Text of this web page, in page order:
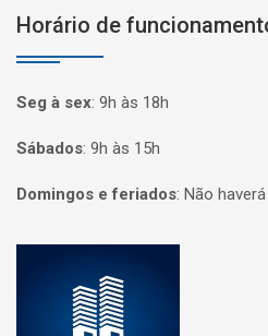
Horário de
Seg à sex: 9h às 18h
Sábados: 9h às 15h
Domingos e feriados: Não